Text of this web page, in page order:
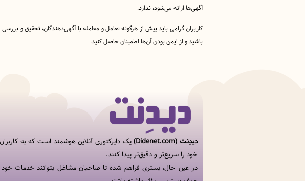
آگهی‌ها ارائه می‌شود، ندارد.
کاربران گرامی باید پیش از هرگونه تعامل و معامله با آگهی‌دهندگان، تحقیق و
باشید و از ایمن بودن آن‌ها اطمینان حاصل کنید.
دیدِنت (Didenet.com)
یک دایرکتوری آنلاین هوشمند است که به
خود را سریع‌تر و دقیق‌تر پیدا کنند.
در عین حال، بستری فراهم شده تا صاحبان مشاغل بتوانند خدمات